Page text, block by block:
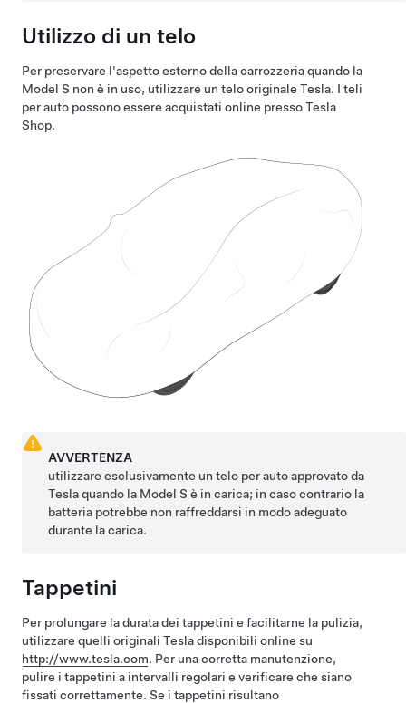
Utilizzo di un telo
Per preservare l'aspetto esterno della carrozzeria quando la
Model S non è in uso, utilizzare un telo originale Tesla. I teli
per auto possono essere acquistati online presso Tesla
Shop.
AVVERTENZA
utilizzare esclusivamente un telo per auto approvato da
Tesla quando la Model S è in carica; in caso contrario la
batteria potrebbe non raffreddarsi in modo adeguato
durante la carica.
Tappetini
Per prolungare la durata dei tappetini e facilitarne la pulizia,
utilizzare quelli originali Tesla disponibili online su
http://www.tesla.com. Per una corretta manutenzione,
pulire i tappetini a intervalli regolari e verificare che siano
fissati correttamente. Se i tappetini risultano